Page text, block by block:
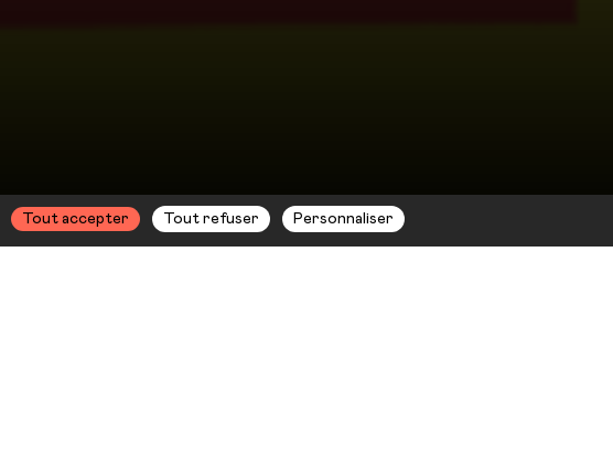
Tout accepter Tout refuser Personnaliser